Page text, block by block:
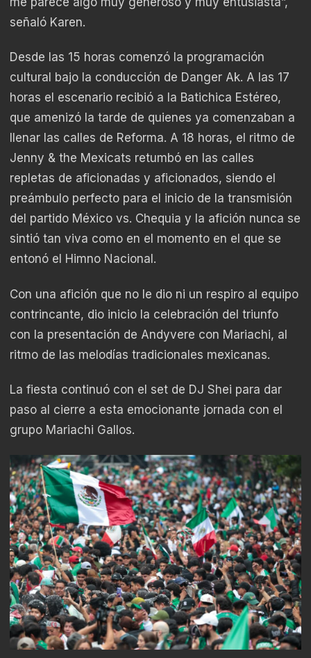
señaló Karen.
Desde las 15 horas comenzó la programación
cultural bajo la conducción de Danger Ak. A las 17
horas el escenario recibió a la Batichica Estéreo,
que amenizó la tarde de quienes ya comenzaban a
llenar las calles de Reforma. A 18 horas, el ritmo de
Jenny & the Mexicats retumbó en las calles
repletas de aficionadas y aficionados, siendo el
preámbulo perfecto para el inicio de la transmisión
del partido México vs. Chequia y la afición nunca se
sintió tan viva como en el momento en el que se
entonó el Himno Nacional.
Con una afición que no le dio ni un respiro al equipo
contrincante, dio inicio la celebración del triunfo
con la presentación de Andyvere con Mariachi, al
ritmo de las melodías tradicionales mexicanas.
La fiesta continuó con el set de DJ Shei para dar
paso al cierre a esta emocionante jornada con el
grupo Mariachi Gallos.